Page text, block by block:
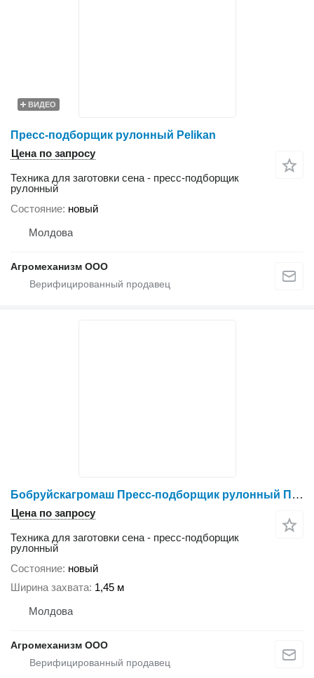
ВИДЕО
Пресс-подборщик рулонный Pelikan
Цена по запросу
Техника для заготовки сена - пресс-подборщик
рулонный
Состояние новый
Молдова
Агромеханизм ООО
Бобруйскагромаш Пресс-подборщик рулонный ПР-Ф-145
Цена по запросу
Техника для заготовки сена - пресс-подборщик
рулонный
Состояние новый
Ширина захвата 1,45 м
Молдова
Агромеханизм ООО